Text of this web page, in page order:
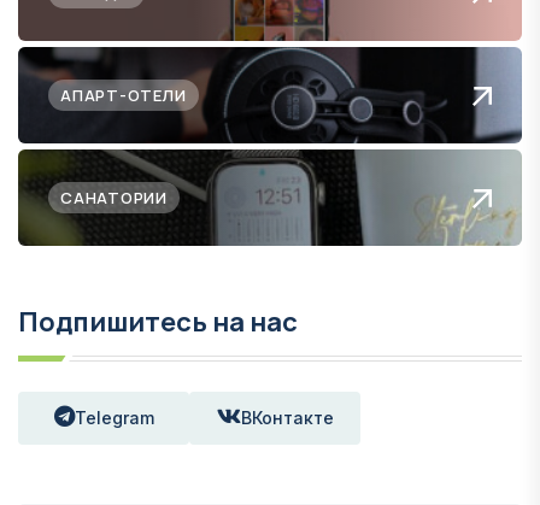
АПАРТ-ОТЕЛИ
САНАТОРИИ
Подпишитесь на нас
Telegram ВКонтакте